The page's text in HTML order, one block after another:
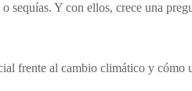
sequías. Y con ellos, crece una
frente al cambio climático y